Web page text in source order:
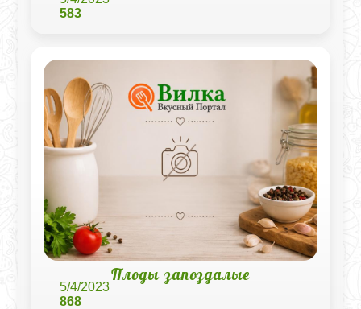
583
Плоды запоздалые
5/4/2023
868